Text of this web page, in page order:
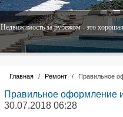
Недвижимость за рубежом - это
Главная / Ремонт / Правильное
Правильное оформление
30.07.2018 06:28